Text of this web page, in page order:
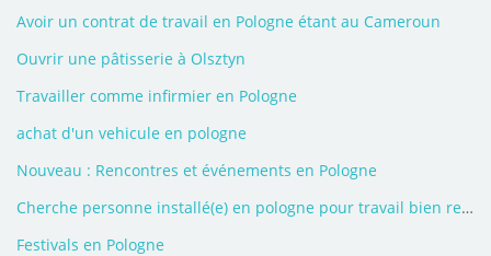
Avoir un contrat de travail en Pologne étant au Cameroun
Ouvrir une pâtisserie à Olsztyn
Travailler comme infirmier en Pologne
achat d'un vehicule en pologne
Nouveau : Rencontres et événements en Pologne
Cherche personne installé(e) en pologne pour travail bien remunérer
Festivals en Pologne